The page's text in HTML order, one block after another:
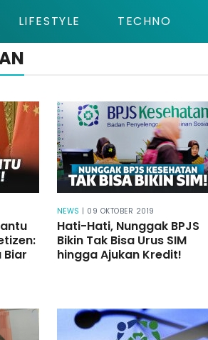
LIFESTYLE TECHNO
Biar
NEWS | 09 OKTOBER 2019
Hati-Hati, Nunggak BPJS
Bikin Tak Bisa Urus SIM
hingga Ajukan Kredit!